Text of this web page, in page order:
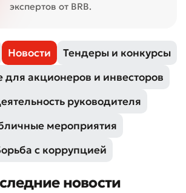
экспертов от BRB.
Новости
Тендеры и конкурсы
акционеров и инвесторов
руководителя
мероприятия
с коррупцией
новости